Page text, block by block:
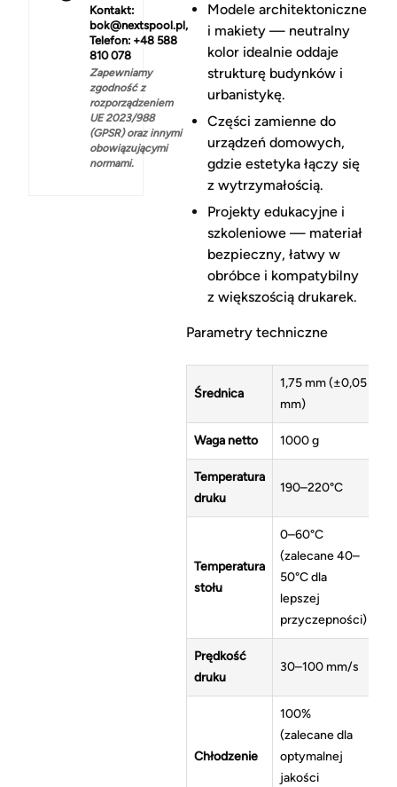
Kontakt:
bok@nextspool.pl,
Telefon: +48 588
810 078
Zapewniamy
zgodność z
rozporządzeniem
UE 2023/988
(GPSR) oraz innymi
obowiązującymi
normami.
Modele architektoniczne
i makiety — neutralny
kolor idealnie oddaje
strukturę budynków i
urbanistykę.
Części zamienne do
urządzeń domowych,
gdzie estetyka łączy się
z wytrzymałością.
Projekty edukacyjne i
szkoleniowe — materiał
bezpieczny, łatwy w
obróbce i kompatybilny
z większością drukarek.
Parametry techniczne
Średnica
1,75 mm (±0,05
mm)
Waga netto 1000 g
Temperatura
druku
190–220°C
Temperatura
stołu
0–60°C
(zalecane 40–
50°C dla
lepszej
przyczepności)
Prędkość
druku
30–100 mm/s
Chłodzenie
100%
(zalecane dla
optymalnej
jakości